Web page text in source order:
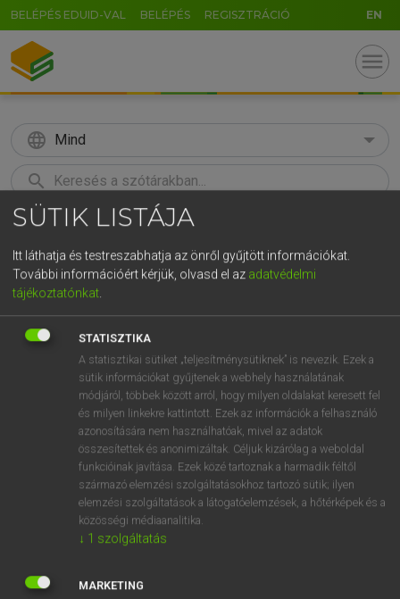
BELÉPÉS EDUID-VAL BELÉPÉS REGISZTRÁCIÓ EN
menu
language Mind
search
KERESÉS
Európai uniós terminológiai szótár
VAN ELŐFIZETÉSED?
Van előfizetésem a teljes szócikk megtekintéséhez.
BELÉPÉS
SÜTIK LISTÁJA
Itt láthatja és testreszabhatja az önről gyűjtött információkat.
További információért kérjük, olvasd el az adatvédelmi
tájékoztatónkat.
STATISZTIKA
A statisztikai sütiket „teljesítménysütiknek” is nevezik. Ezek a
sütik információkat gyűjtenek a webhely használatának
módjáról, többek között arról, hogy milyen oldalakat keresett fel
és milyen linkekre kattintott. Ezek az információk a felhasználó
azonosítására nem használhatóak, mivel az adatok
összesítettek és anonimizáltak. Céljuk kizárólag a weboldal
funkcióinak javítása. Ezek közé tartoznak a harmadik féltől
származó elemzési szolgáltatásokhoz tartozó sütik; ilyen
elemzési szolgáltatások a látogatóelemzések, a hőtérképek és a
közösségi médiaanalitika.
↓ 1 szolgáltatás
MARKETING
GR
t z u i o p
g h j k l é á ű Ω
n m , . AltGr